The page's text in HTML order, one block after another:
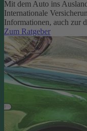
Mit dem Auto ins
Internationale
Informationen, auch zur
Zum Ratgeber